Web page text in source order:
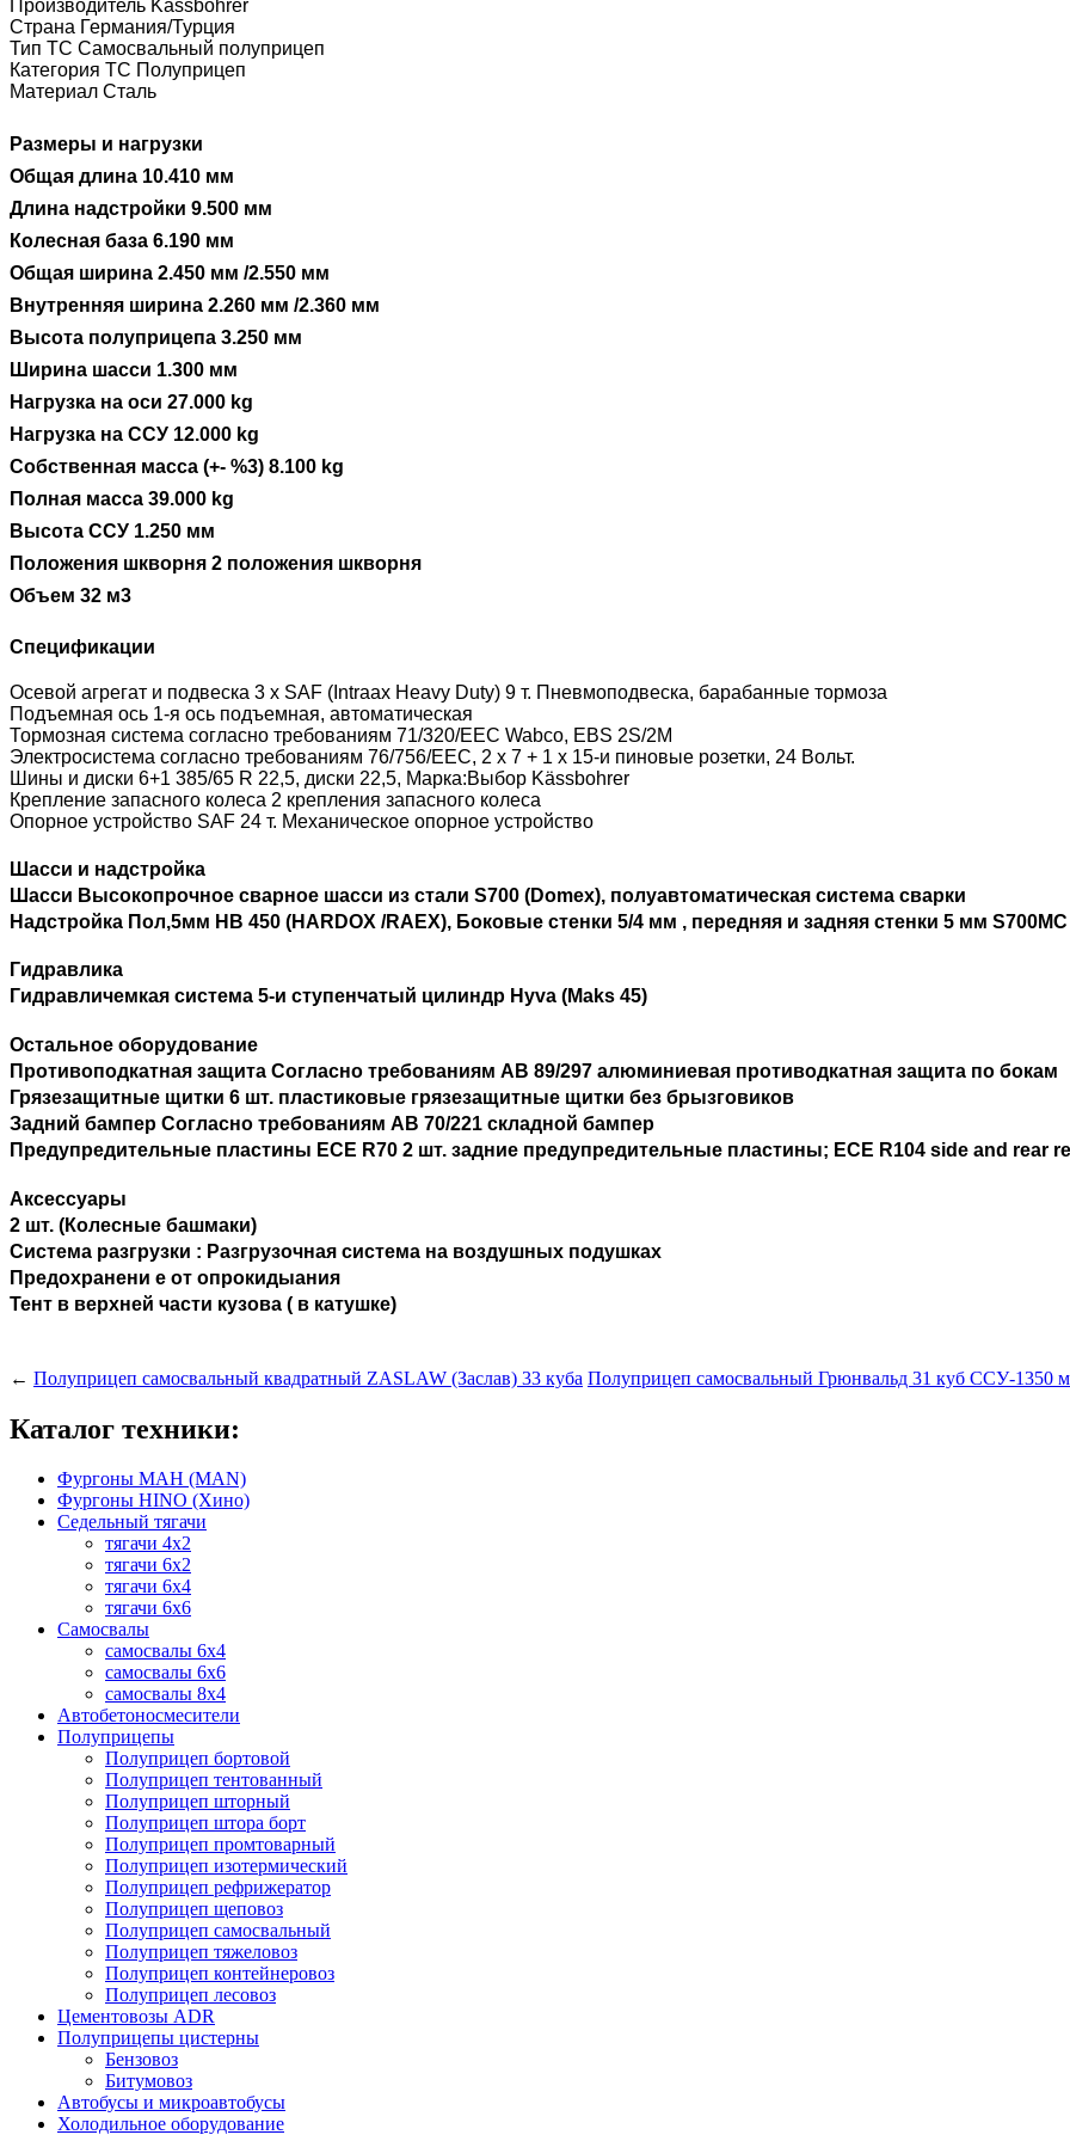
Производитель Kässbohrer
Страна Германия/Турция
Тип ТС Самосвальный полуприцеп
Категория ТС Полуприцеп
Материал Сталь
Размеры и нагрузки
Общая длина 10.410 мм
Длина надстройки 9.500 мм
Колесная база 6.190 мм
Общая ширина 2.450 мм /2.550 мм
Внутренняя ширина 2.260 мм /2.360 мм
Высота полуприцепа 3.250 мм
Ширина шасси 1.300 мм
Нагрузка на оси 27.000 kg
Нагрузка на ССУ 12.000 kg
Собственная масса (+- %3) 8.100 kg
Полная масса 39.000 kg
Высота ССУ 1.250 мм
Положения шкворня 2 положения шкворня
Объем 32 м3
Спецификации
Осевой агрегат и подвеска 3 x SAF (Intraax Heavy Duty) 9 т. Пневмоподвеска, барабанные тормоза
Подъемная ось 1-я ось подъемная, автоматическая
Тормозная система согласно требованиям 71/320/EEC Wabco, EBS 2S/2M
Электросистема согласно требованиям 76/756/EEC, 2 x 7 + 1 x 15-и пиновые розетки, 24 Вольт.
Шины и диски 6+1 385/65 R 22,5, диски 22,5, Марка:Выбор Kässbohrer
Крепление запасного колеса 2 крепления запасного колеса
Опорное устройство SAF 24 т. Механическое опорное устройство
Шасси и надстройка
Шасси Высокопрочное сварное шасси из стали S700 (Domex), полуавтоматическая система сварки
Надстройка Пол,5мм HB 450 (HARDOX /RAEX), Боковые стенки 5/4 мм , передняя и задняя стенки 5 мм S700MC
Гидравлика
Гидравличемкая система 5-и ступенчатый цилиндр Hyva (Maks 45)
Остальное оборудование
Противоподкатная защита Согласно требованиям AB 89/297 алюминиевая противодкатная защита по бокам
Грязезащитные щитки 6 шт. пластиковые грязезащитные щитки без брызговиков
Задний бампер Согласно требованиям AB 70/221 складной бампер
Предупредительные пластины ECE R70 2 шт. задние предупредительные пластины; ECE R104 side and rear
Аксессуары
2 шт. (Колесные башмаки)
Система разгрузки : Разгрузочная система на воздушных подушках
Предохранени е от опрокидыания
Тент в верхней части кузова ( в катушке)
← Полуприцеп самосвальный квадратный ZASLAW (Заслав) 33 куба Полуприцеп самосвальный Грюнвальд 31 куб ССУ-1350
Каталог техники:
Фургоны МАН (MAN)
Фургоны HINO (Хино)
Седельный тягачи
тягачи 4х2
тягачи 6х2
тягачи 6х4
тягачи 6х6
Самосвалы
самосвалы 6x4
самосвалы 6x6
самосвалы 8x4
Автобетоносмесители
Полуприцепы
Полуприцеп бортовой
Полуприцеп тентованный
Полуприцеп шторный
Полуприцеп штора борт
Полуприцеп промтоварный
Полуприцеп изотермический
Полуприцеп рефрижератор
Полуприцеп щеповоз
Полуприцеп самосвальный
Полуприцеп тяжеловоз
Полуприцеп контейнеровоз
Полуприцеп лесовоз
Цементовозы ADR
Полуприцепы цистерны
Бензовоз
Битумовоз
Автобусы и микроавтобусы
Холодильное оборудование